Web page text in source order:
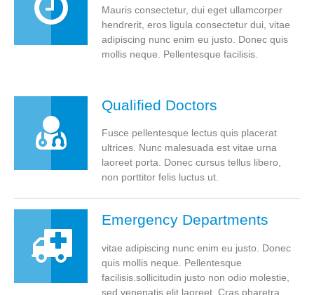
Mauris consectetur, dui eget ullamcorper
hendrerit, eros ligula consectetur dui, vitae
adipiscing nunc enim eu justo. Donec quis
mollis neque. Pellentesque facilisis.
Qualified Doctors
Fusce pellentesque lectus quis placerat
ultrices. Nunc malesuada est vitae urna
laoreet porta. Donec cursus tellus libero,
non porttitor felis luctus ut.
Emergency Departments
vitae adipiscing nunc enim eu justo. Donec
quis mollis neque. Pellentesque
facilisis.sollicitudin justo non odio molestie,
sed venenatis elit laoreet. Cras pharetra